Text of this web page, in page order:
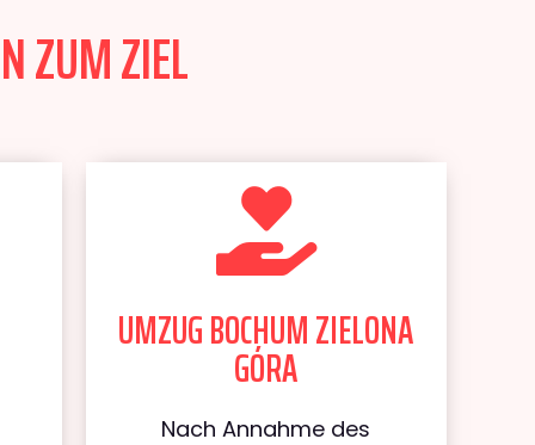
ZUM ZIEL
UMZUG BOCHUM ZIELONA
GÓRA
Nach Annahme des